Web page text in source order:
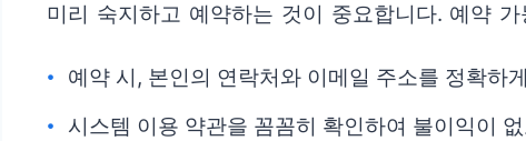
미리 숙지하고 예약하는 것이 중요합니다. 예약
예약 시, 본인의 연락처와 이메일 주소를 정확하
시스템 이용 약관을 꼼꼼히 확인하여 불이익이